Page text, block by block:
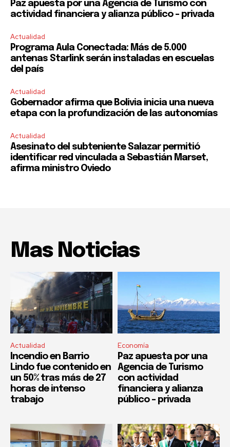
Paz apuesta por una Agencia de Turismo con
actividad financiera y alianza público – privada
Actualidad
Programa Aula Conectada: Más de 5.000
antenas Starlink serán instaladas en escuelas
del país
Actualidad
Gobernador afirma que Bolivia inicia una nueva
etapa con la profundización de las autonomías
Actualidad
Asesinato del subteniente Salazar permitió
identificar red vinculada a Sebastián Marset,
afirma ministro Oviedo
Mas Noticias
Actualidad
Incendio en Barrio
Lindo fue contenido en
un 50% tras más de 27
horas de intenso
trabajo
Economía
Paz apuesta por una
Agencia de Turismo
con actividad
financiera y alianza
público – privada